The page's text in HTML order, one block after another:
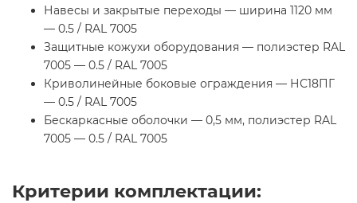
Навесы и закрытые переходы — ширина 1120 мм
— 0.5 / RAL 7005
Защитные кожухи оборудования — полиэстер RAL
7005 — 0.5 / RAL 7005
Криволинейные боковые ограждения — НС18ПГ
— 0.5 / RAL 7005
Бескаркасные оболочки — 0,5 мм, полиэстер RAL
7005 — 0.5 / RAL 7005
Критерии комплектации: